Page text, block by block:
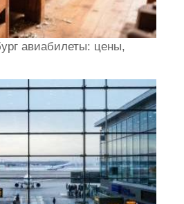
авиабилеты: цены,